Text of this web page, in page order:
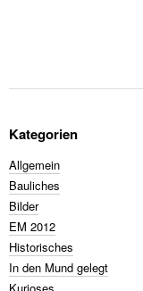
Kategorien
Allgemein
Bauliches
Bilder
EM 2012
Historisches
In den Mund gelegt
Kurioses